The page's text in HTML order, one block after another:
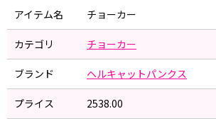
アイテム名 チョーカー
カテゴリ チョーカー
ブランド ヘルキャットパンクス
プライス 2538.00